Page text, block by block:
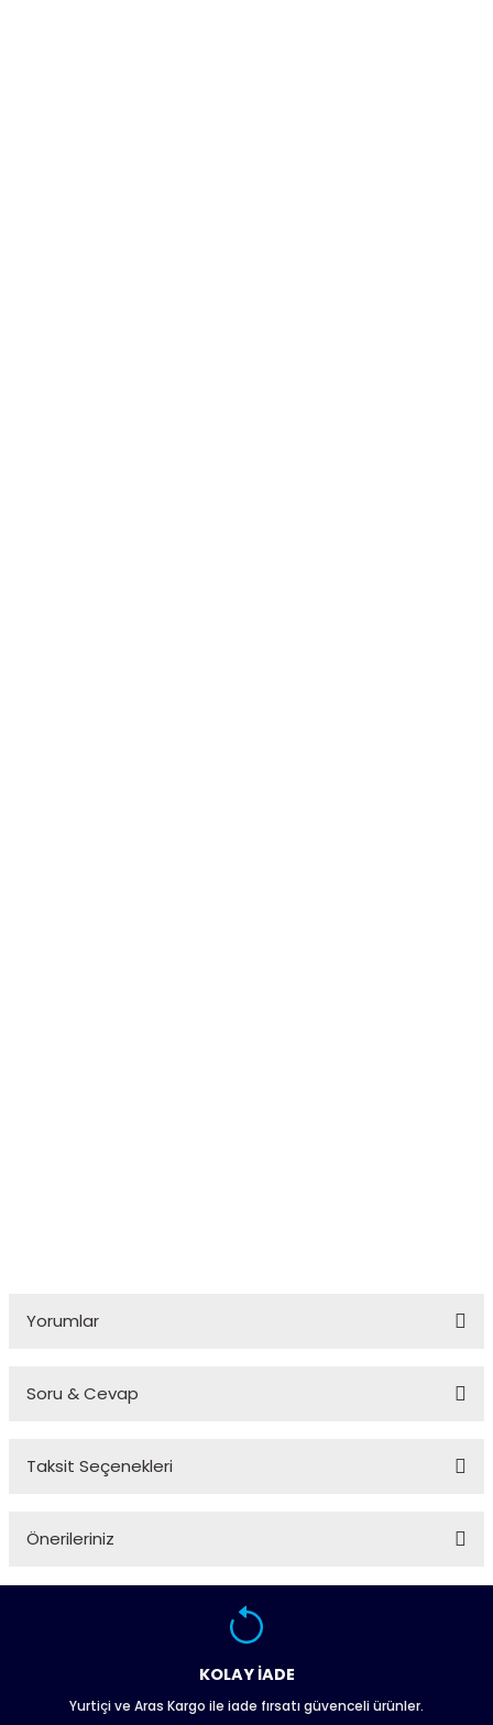
Yorumlar
Soru & Cevap
Ürün hakkında henüz soru sorulmamış.
Taksit Seçenekleri
Önerileriniz
Bu ürünün fiyat bilgisi, resim, ürün açıklamalarında ve diğer
konularda yetersiz gördüğünüz noktaları öneri formunu
kullanarak tarafımıza iletebilirsiniz.
Ürün resmi kalitesiz, bozuk veya görüntülenemiyor.
KOLAY İADE
Yurtiçi ve Aras Kargo ile iade fırsatı güvenceli ürünler.